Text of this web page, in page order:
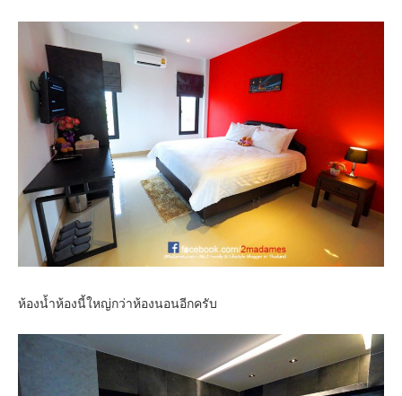
ห้องน้ำห้องนี้ใหญ่กว่าห้องนอนอีกครับ